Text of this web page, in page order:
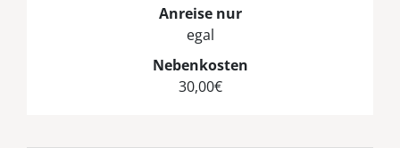
Anreise nur
egal
Nebenkosten
30,00€